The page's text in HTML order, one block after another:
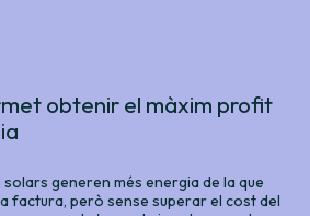
obtenir el màxim profit
generen més energia de la que
factura, però sense superar el cost del